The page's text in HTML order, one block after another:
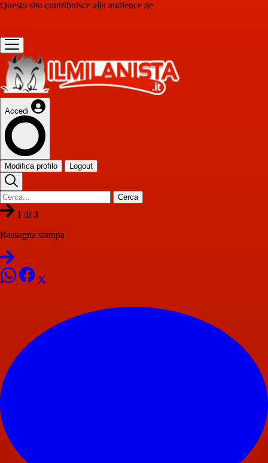
Questo sito contribuisce alla audience de
Accedi
Modifica profilo Logout
Cerca
1 di 3
Rassegna stampa